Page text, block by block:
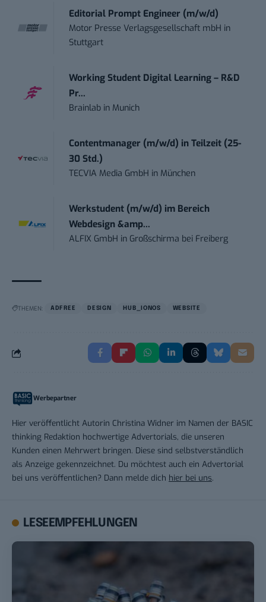
Editorial Prompt Engineer (m/w/d)
Motor Presse Verlagsgesellschaft mbH in
Stuttgart
Working Student Digital Learning – R&D
Pr...
Brainlab in Munich
Contentmanager (m/w/d) in Teilzeit (25-
30 Std.)
TECVIA Media GmbH in München
Werkstudent (m/w/d) im Bereich
Webdesign &amp...
ALFIX GmbH in Großschirma bei Freiberg
THEMEN: ADFREE DESIGN HUB_IONOS WEBSITE
Werbepartner
Hier veröffentlicht Autorin Christina Widner im Namen der BASIC
thinking Redaktion hochwertige Advertorials, die unseren
Kunden einen Mehrwert bringen. Diese sind selbstverständlich
als Anzeige gekennzeichnet. Du möchtest auch ein Advertorial
bei uns veröffentlichen? Dann melde dich hier bei uns.
LESEEMPFEHLUNGEN